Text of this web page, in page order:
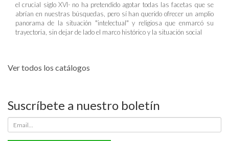
el crucial siglo XVI- no ha pretendido agotar todas las facetas que se
abrían en nuestras búsquedas, pero sí han querido ofrecer un amplio
panorama de la situación "intelectual" y religiosa que enmarcó su
trayectoria, sin dejar de lado el marco histórico y la situación social
Ver todos los catálogos
Suscríbete a nuestro boletín